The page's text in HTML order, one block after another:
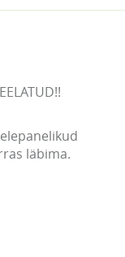
läbima.